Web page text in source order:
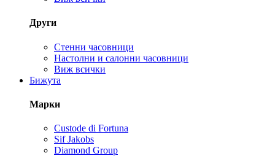
Други
Стенни часовници
Настолни и салонни часовници
Виж всички
Бижута
Марки
Custode di Fortuna
Sif Jakobs
Diamond Group